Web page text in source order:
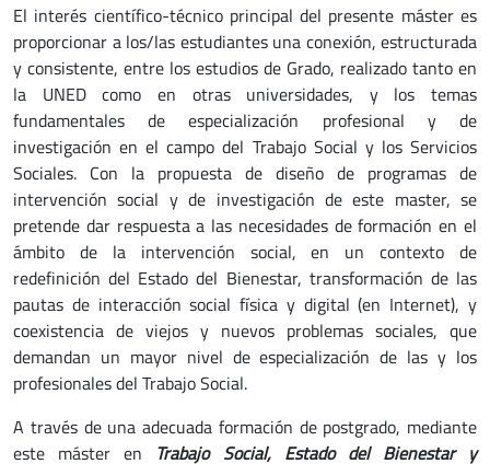
El interés científico-técnico principal del presente máster es
proporcionar a los/las estudiantes una conexión, estructurada
y consistente, entre los estudios de Grado, realizado tanto en
la UNED como en otras universidades, y los temas
fundamentales de especialización profesional y de
investigación en el campo del Trabajo Social y los Servicios
Sociales. Con la propuesta de diseño de programas de
intervención social y de investigación de este master, se
pretende dar respuesta a las necesidades de formación en el
ámbito de la intervención social, en un contexto de
redefinición del Estado del Bienestar, transformación de las
pautas de interacción social física y digital (en Internet), y
coexistencia de viejos y nuevos problemas sociales, que
demandan un mayor nivel de especialización de las y los
profesionales del Trabajo Social.
A través de una adecuada formación de postgrado, mediante
este máster en Trabajo Social, Estado del Bienestar y